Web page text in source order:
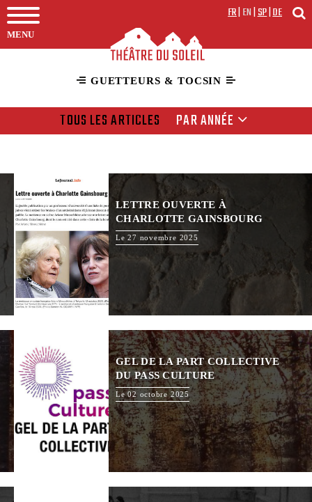
MENU
FR|EN|SP|DE
GUETTEURS & TOCSIN
TOUS LES ARTICLES PAR ANNÉE
LETTRE OUVERTE À
CHARLOTTE GAINSBOURG
Le 27 novembre 2025
GEL DE LA PART COLLECTIVE
DU PASS CULTURE
Le 02 octobre 2025